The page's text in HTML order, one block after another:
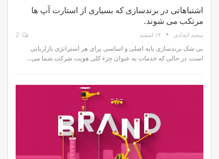
اشتباهاتی در برندسازی که بسیاری از استارت آپ ها
مرتکب می شوند.
سعید اتحادی ۱۴ اسفند
بی شک برندسازی پایه اصلی و اساسی برای هر استراتژی بازاریابی
است. در حالی که خدمات به عنوان جزء کلی هویت شرکت شما می…